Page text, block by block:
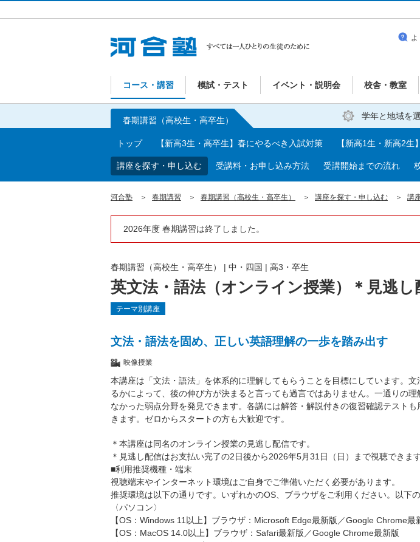
コース・講習 模試・テスト イベント・説明会 校舎・教室
よ
学年と地域を
春期講習（高校生・高卒生）
トップ 【新高3生・高卒生】春にやるべき入試対策 【新高1生・新高2
講座を探す・申し込む 受講料・お申し込み方法 受講開始までの流れ
河合塾 春期講習 春期講習（高校生・高卒生） 講座を探す・申し込む 講
2026年度 春期講習は終了しました。
英文法・語法（オンライン授業）＊見逃し
春期講習（高校生・高卒生） | 中・四国 | 高3・卒生
テーマ別講座
文法・語法を固め、正しい英語理解の一歩を踏み出す
映像授業
本講座は「文法・語法」を体系的に理解してもらうことを目標にしています。
るかによって、後の伸び方が決まると言っても過言ではありません。一通りの
なかった弱点分野を発見できます。各講には解答・解説付きの復習確認テスト
きます。ゼロからスタートの方も大歓迎です。
＊本講座は同名のオンライン授業の見逃し配信です。
＊見逃し配信はお支払い完了の2日後から2026年5月31日（日）まで視聴できます
■利用推奨機種・端末
視聴端末やインターネット環境はご自身でご準備いただく必要があります。
推奨環境は以下の通りです。いずれかのOS、ブラウザをご利用ください。以下
〈パソコン〉
【OS：Windows 11以上】ブラウザ：Microsoft Edge最新版／Google Chrome最
【OS：MacOS 14.0以上】ブラウザ：Safari最新版／Google Chrome最新版